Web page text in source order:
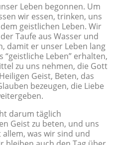
Leben begonnen. Um
wir essen, trinken, uns
geistlichen Leben. Wir
Taufe aus Wasser und
damit er unser Leben lang
Leben” erhalten,
zu uns nehmen, die Gott
Geist, Beten, das
bezeugen, die Liebe
darum täglich
Geist zu beten, und uns
was wir sind und